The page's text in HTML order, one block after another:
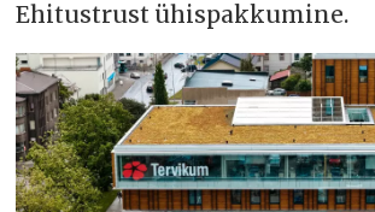
Ehitustrust ühispakkumine.